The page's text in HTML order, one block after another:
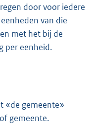
door voor iedere
van die
met het bij de
per eenheid.
«de gemeente»
gemeente.